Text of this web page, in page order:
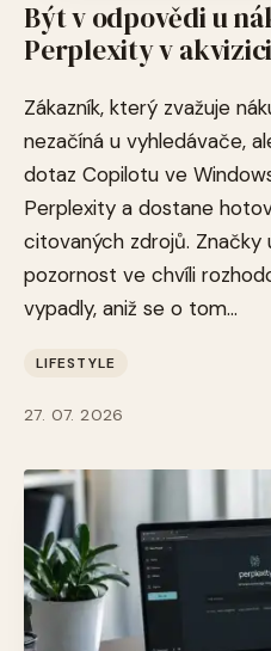
Být v odpovědi u
Perplexity v akvizici
Zákazník, který zvažuje
nezačíná u vyhledávače,
dotaz Copilotu ve
Perplexity a dostane
citovaných zdrojů.
pozornost ve chvíli
vypadly, aniž se o tom...
LIFESTYLE
27. 07. 2026